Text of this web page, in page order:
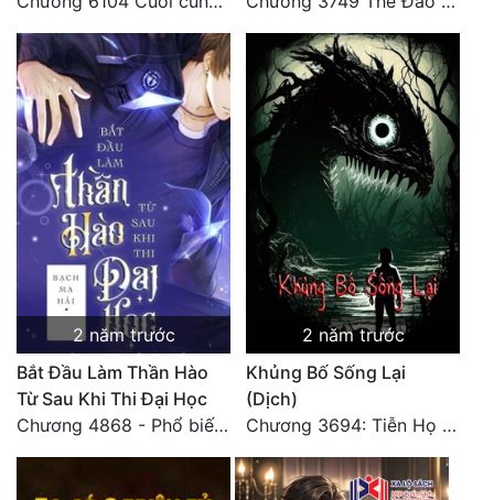
2 năm trước
Bắt Đầu Làm Thần Hào
Từ Sau Khi Thi Đại Học
Chương 4868 - Phổ biến Hạ Quốc tệ!
2 năm trước
Khủng Bố Sống Lại
(Dịch)
Chương 3694: Tiễn Họ Đoạn Đường Cuối - Hoàn